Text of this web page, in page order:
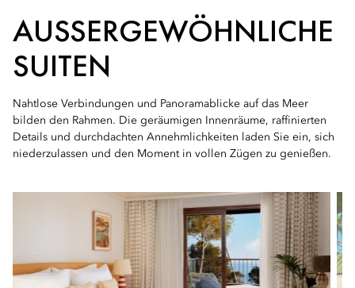
AUSSERGEWÖHNLICHE S
UITEN
Nahtlose Verbindungen und Panoramablicke auf das Meer
bilden den Rahmen. Die geräumigen Innenräume, raffinierten
Details und durchdachten Annehmlichkeiten laden Sie ein, sich
niederzulassen und den Moment in vollen Zügen zu genießen.